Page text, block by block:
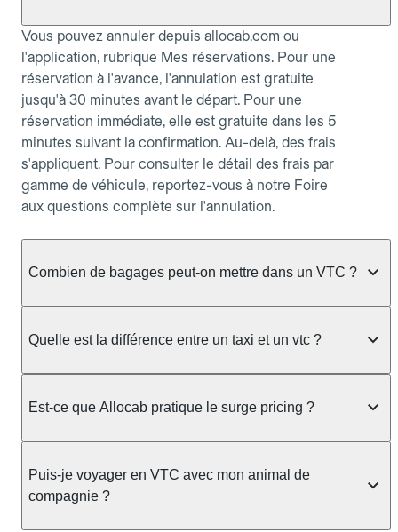
Vous pouvez annuler depuis allocab.com ou
l'application, rubrique Mes réservations. Pour une
réservation à l'avance, l'annulation est gratuite
jusqu'à 30 minutes avant le départ. Pour une
réservation immédiate, elle est gratuite dans les 5
minutes suivant la confirmation. Au-delà, des frais
s'appliquent. Pour consulter le détail des frais par
gamme de véhicule, reportez-vous à notre Foire
aux questions complète sur l'annulation.
Combien de bagages peut-on mettre dans un VTC ?
réservée :
Berline, Green, Berline Affaires, VAO : jusqu'à 3
Moto-taxi : jusqu'à 2 bagages cabine TPMR : 1
bagage
Le prix de la course ne change pas selon le
nombre de bagages. Si vous avez des bagages
Quelle est la différence entre un taxi et un vtc ?
dans la rue ou à une station, avec un tarif calculé au
réservation préalable et propose un prix fixe connu
à l'avance, sans mauvaise surprise ni frais cachés.
Chez Allocab, tous les chauffeurs sont des
Est-ce que Allocab pratique le surge pricing ?
prix de votre course est calculé et affiché avant la
validation de la réservation, puis fixé définitivement.
Puis-je voyager en VTC avec mon animal de
compagnie ?